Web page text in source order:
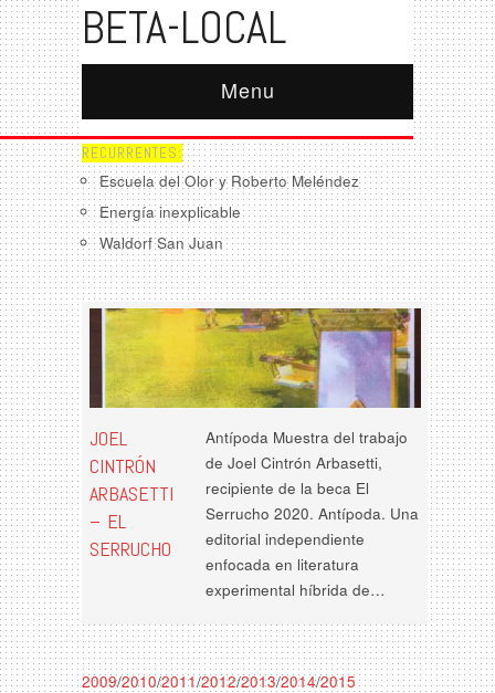
BETA-LOCAL
Menu
RECURRENTES:
Escuela del Olor y Roberto Meléndez
Energía inexplicable
Waldorf San Juan
JOEL
CINTRÓN
ARBASETTI
– EL
SERRUCHO
Antípoda Muestra del trabajo
de Joel Cintrón Arbasetti,
recipiente de la beca El
Serrucho 2020. Antípoda. Una
editorial independiente
enfocada en literatura
experimental híbrida de…
2009/2010/2011/2012/2013/2014/2015